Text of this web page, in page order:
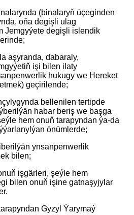
(binalaryň üçeginden
oňa degişli ulag
Jemgyýete degişli islendik
aşyranda, dabaraly,
işi bilen ilaty
hukugy we Hereket
geçirilende;
bellenilen tertipde
habar beriş we başga
hem onuň tarapyndan ýa-da
önümlerde;
ynsanpenwerlik
bilen;
işgärleri, şeýle hem
bilen onuň işine gatnaşyjylar
Gyzyl Ýarymaý